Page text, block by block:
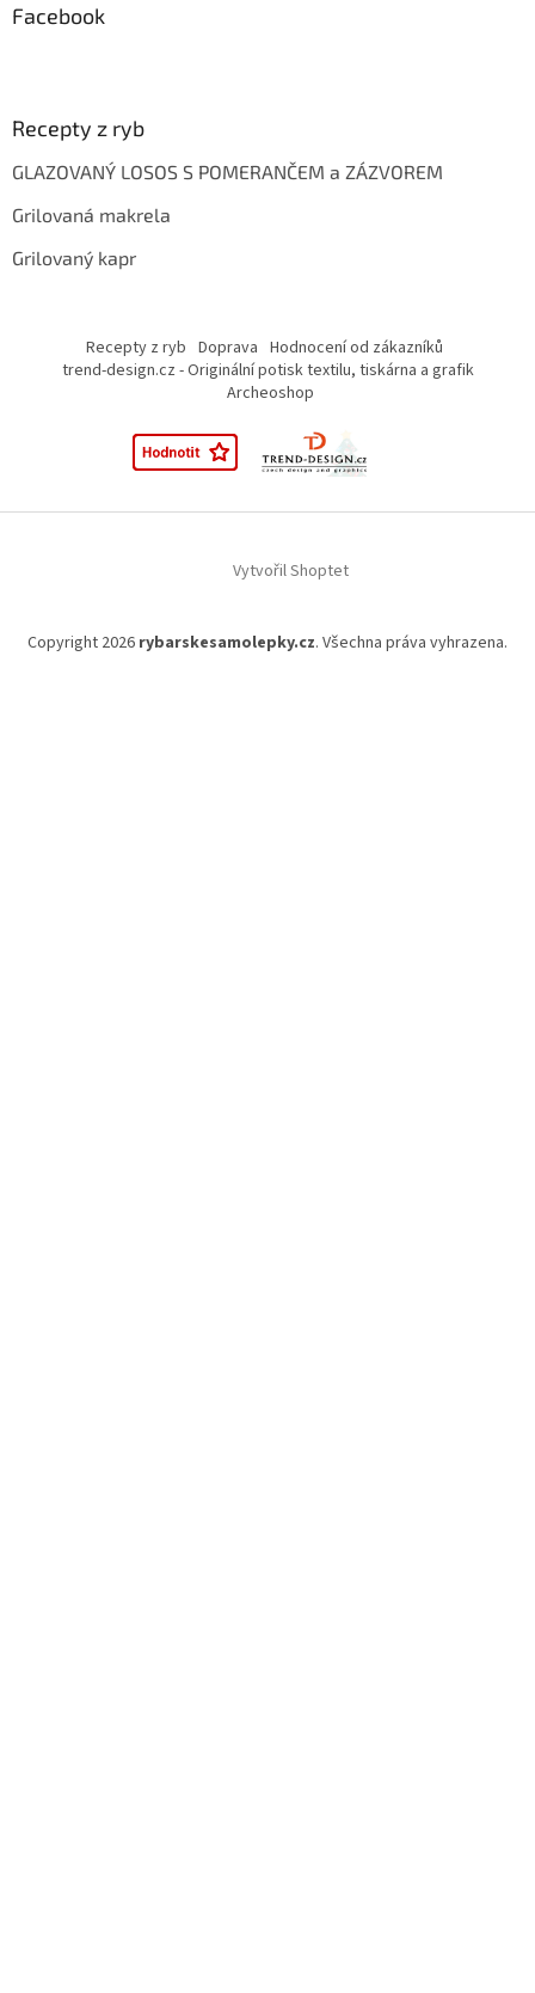
Facebook
Recepty z ryb
GLAZOVANÝ LOSOS S POMERANČEM a ZÁZVOREM
Grilovaná makrela
Grilovaný kapr
Recepty z ryb Doprava Hodnocení od zákazníků
trend-design.cz - Originální potisk textilu, tiskárna a grafik
Archeoshop
Vytvořil Shoptet
Copyright 2026 rybarskesamolepky.cz. Všechna práva vyhrazena.